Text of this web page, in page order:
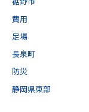
費用
足場
長泉町
防災
静岡県東部